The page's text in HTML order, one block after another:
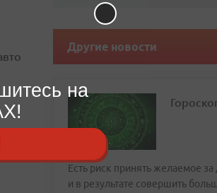
Другие новости
Есть риск принять желаемое за
и в результате совершить
на